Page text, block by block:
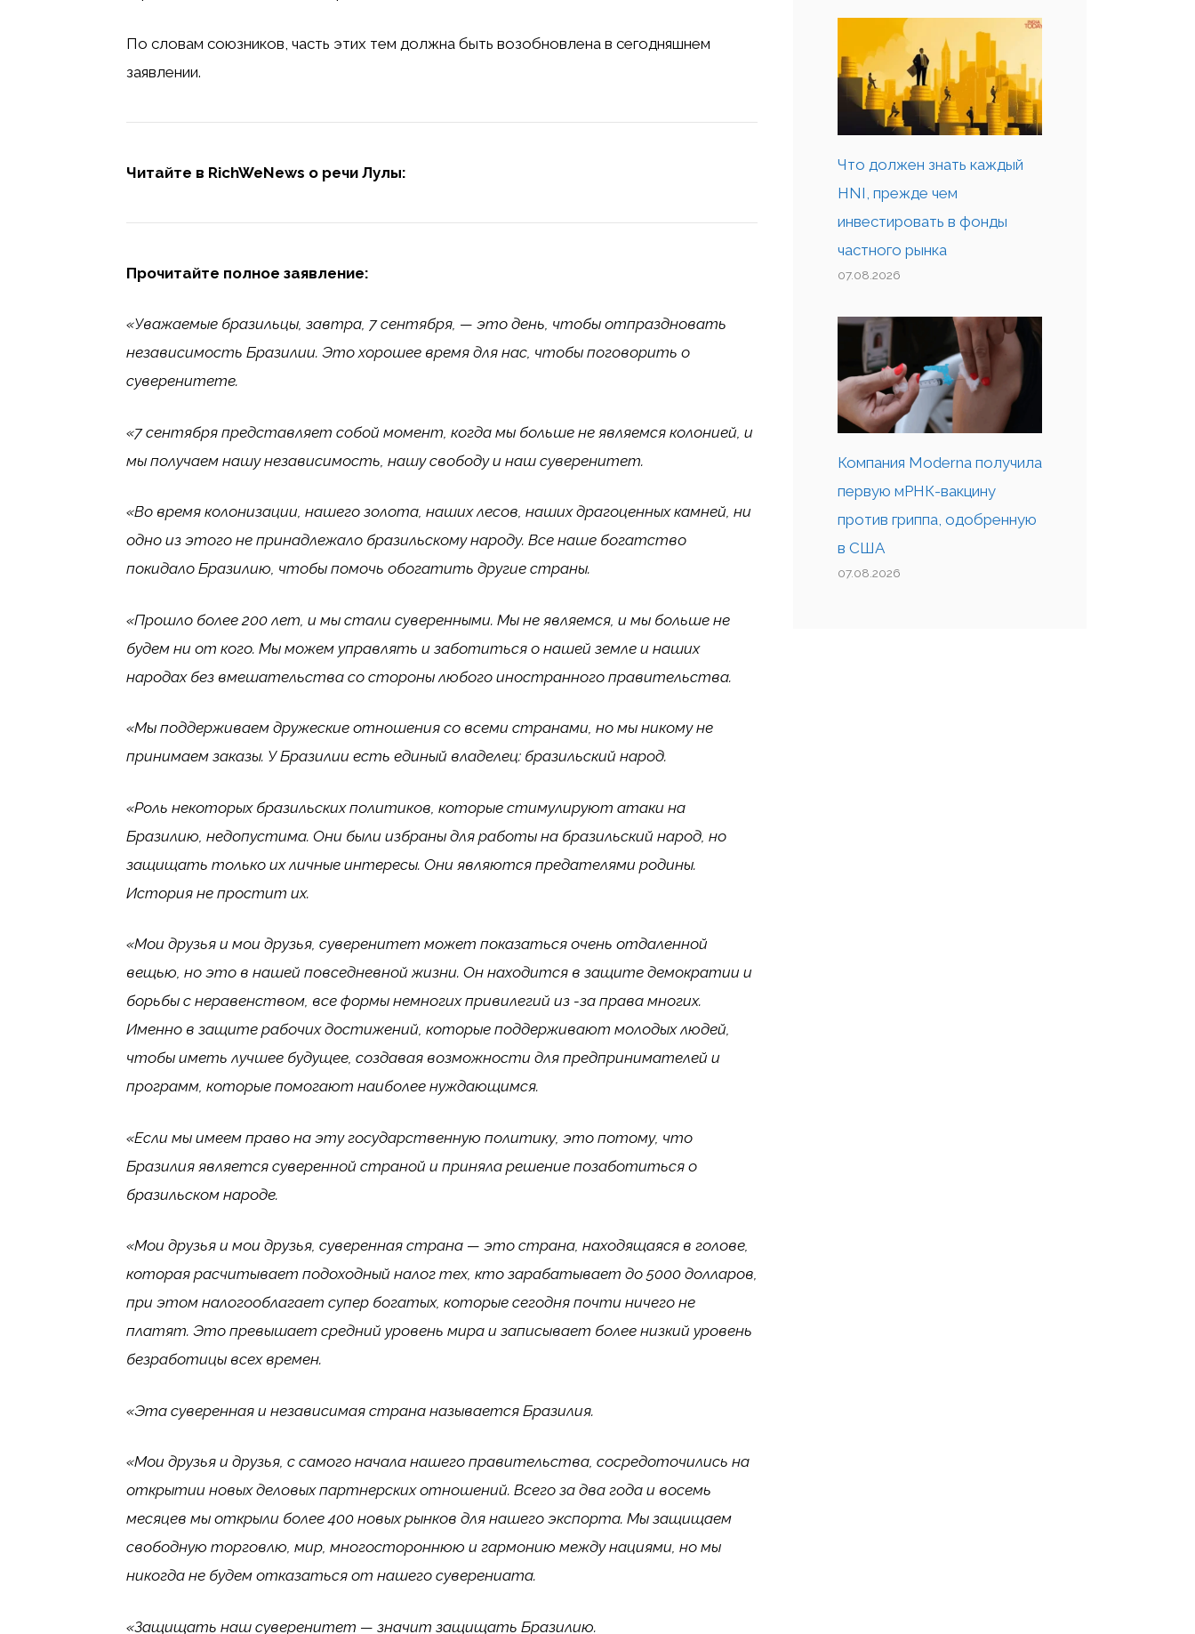
По словам союзников, часть этих тем должна быть возобновлена ​​в сегодняшнем
заявлении.
Читайте в RichWeNews о речи Лулы:
Прочитайте полное заявление:
«Уважаемые бразильцы, завтра, 7 сентября, — это день, чтобы отпраздновать
независимость Бразилии. Это хорошее время для нас, чтобы поговорить о
суверенитете.
«7 сентября представляет собой момент, когда мы больше не являемся колонией, и
мы получаем нашу независимость, нашу свободу и наш суверенитет.
«Во время колонизации, нашего золота, наших лесов, наших драгоценных камней, ни
одно из этого не принадлежало бразильскому народу. Все наше богатство
покидало Бразилию, чтобы помочь обогатить другие страны.
«Прошло более 200 лет, и мы стали суверенными. Мы не являемся, и мы больше не
будем ни от кого. Мы можем управлять и заботиться о нашей земле и наших
народах без вмешательства со стороны любого иностранного правительства.
«Мы поддерживаем дружеские отношения со всеми странами, но мы никому не
принимаем заказы. У Бразилии есть единый владелец: бразильский народ.
«Роль некоторых бразильских политиков, которые стимулируют атаки на
Бразилию, недопустима. Они были избраны для работы на бразильский народ, но
защищать только их личные интересы. Они являются предателями родины.
История не простит их.
«Мои друзья и мои друзья, суверенитет может показаться очень отдаленной
вещью, но это в нашей повседневной жизни. Он находится в защите демократии и
борьбы с неравенством, все формы немногих привилегий из -за права многих.
Именно в защите рабочих достижений, которые поддерживают молодых людей,
чтобы иметь лучшее будущее, создавая возможности для предпринимателей и
программ, которые помогают наиболее нуждающимся.
«Если мы имеем право на эту государственную политику, это потому, что
Бразилия является суверенной страной и приняла решение позаботиться о
бразильском народе.
«Мои друзья и мои друзья, суверенная страна — это страна, находящаяся в голове,
которая расчитывает подоходный налог тех, кто зарабатывает до 5000 долларов,
при этом налогооблагает супер богатых, которые сегодня почти ничего не
платят. Это превышает средний уровень мира и записывает более низкий уровень
безработицы всех времен.
«Эта суверенная и независимая страна называется Бразилия.
«Мои друзья и друзья, с самого начала нашего правительства, сосредоточились на
открытии новых деловых партнерских отношений. Всего за два года и восемь
месяцев мы открыли более 400 новых рынков для нашего экспорта. Мы защищаем
свободную торговлю, мир, многостороннюю и гармонию между нациями, но мы
никогда не будем отказаться от нашего суверениата.
«Защищать наш суверенитет — значит защищать Бразилию.
Что должен знать каждый
HNI, прежде чем
инвестировать в фонды
частного рынка
07.08.2026
Компания Moderna получила
первую мРНК-вакцину
против гриппа, одобренную
в США
07.08.2026